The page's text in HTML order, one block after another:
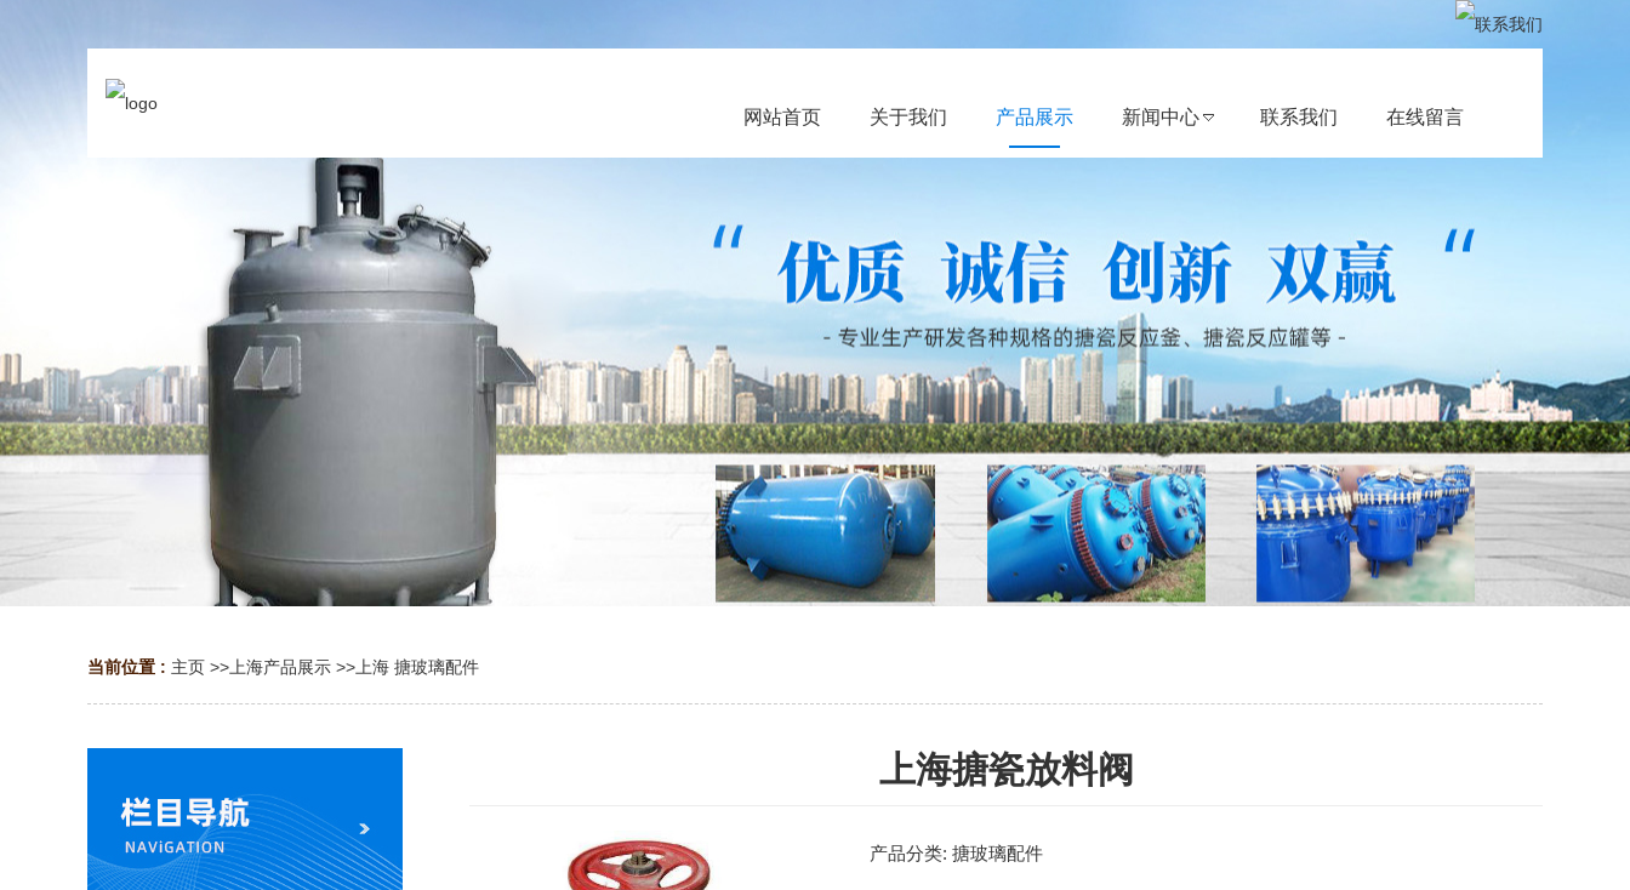
网站首页 关于我们 产品展示 新闻中心 联系我们 在线留言
当前位置 : 主页 >> 上海产品展示 >> 上海 搪玻璃配件
上海搪瓷放料阀
产品分类: 搪玻璃配件